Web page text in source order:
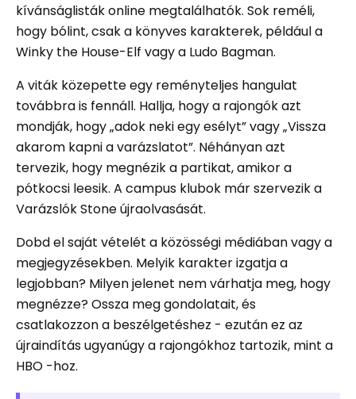
kívánságlisták online megtalálhatók. Sok reméli,
hogy bólint, csak a könyves karakterek, például a
Winky the House-Elf vagy a Ludo Bagman.
A viták közepette egy reményteljes hangulat
továbbra is fennáll. Hallja, hogy a rajongók azt
mondják, hogy „adok neki egy esélyt” vagy „Vissza
akarom kapni a varázslatot”. Néhányan azt
tervezik, hogy megnézik a partikat, amikor a
pótkocsi leesik. A campus klubok már szervezik a
Varázslók Stone újraolvasását.
Dobd el saját vételét a közösségi médiában vagy a
megjegyzésekben. Melyik karakter izgatja a
legjobban? Milyen jelenet nem várhatja meg, hogy
megnézze? Ossza meg gondolatait, és
csatlakozzon a beszélgetéshez - ezután ez az
újraindítás ugyanúgy a rajongókhoz tartozik, mint a
HBO -hoz.